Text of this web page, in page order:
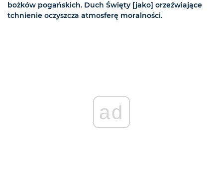
bożków pogańskich. Duch Święty [jako] orzeźwiające
tchnienie oczyszcza atmosferę moralności.
ad